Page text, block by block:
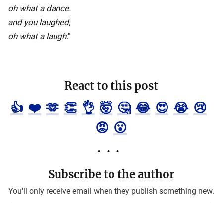
oh what a dance.
and you laughed,
oh what a laugh."
React to this post
👍 ❤️ 🫶 👏 👌 🤯 🤔 😂 😍 😭 😢
😡 😮
Subscribe to the author
You'll only receive email when they publish something new.